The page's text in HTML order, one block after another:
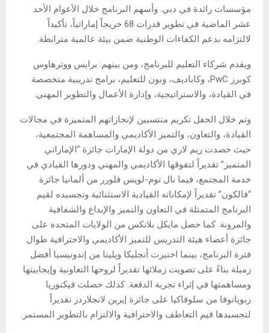
مؤسسات رائدة في دبي. وأسهم البرنامج خلال الأعوام الأحد
عشر الماضية في تطوير قدرات 68 خريجاً إماراتياً، تأكيداً
لالتزامه بدعم الكفاءات الوطنية ضمن بيئة عالمية مترابطة.
ويقدم شركاء التعليم للبرنامج، ومن بينهم: برايس ووترهاوس
كوبرز PwC، وكاباديف، وبون للتعليم، برامج تدريبية متخصصة
في القيادة، والاستراتيجية، وإدارة الأعمال والتطوير المهني.
وتم خلال الحفل تكريم منتسبين لإنجازاتهم المتميزة في مجالات
القيادة، والتعاون، والتميز الأكاديمي والمساهمة المجتمعية،
حيث حصدت ريم لاري من دولة الإمارات جائزة “الإماراتي
المتميز” تقديراً لتفوقها الأكاديمي والمهني ودورها القيادي في
خدمة المجتمع، فيما نال توم-لويس فلورر من ألمانيا جائزة
“فالكون” تقديراً لإمكاناته القيادية الاستثنائية وتجسيده لقيم
البرنامج المتمثلة في التعاون والتميز والإبداع والشفافية
والمرونة. كما حصل مايكل بلانكس من الولايات المتحدة على
جائزة أعضاء هيئة التدريس للتميز الأكاديمي والاحترافية طوال
فترة البرنامج، بينما اختيرت أنجليكا ويلينا من إندونيسيا أفضل
زميلة بناءً على تصويت زملائها تقديراً لروحها التعاونية وإيجابيتها
ومساهمتها في إثراء تجربة الدفعة. كذلك حصلت فيكتوريا
زبويانوفا من سلوفاكيا على جائزة إيرين لانجلاردز تقديراً
لتجسيدها قيم التعاطف والاحترافية والالتزام بالتطوير المستمر.